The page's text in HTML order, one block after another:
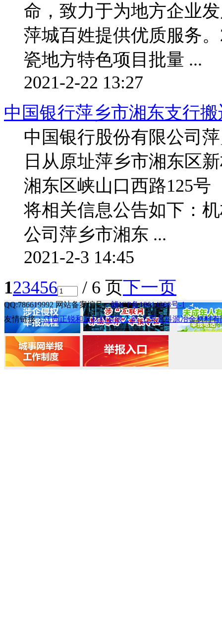
命，致力于为地方企业
萍城百姓提供优质服务
瓷地方特色项目批量 ...
2021-2-22 13:27
中国银行萍乡市湘东支行
中国银行股份有限公司
日从原址萍乡市湘东区
湘东区峡山口西路125号
将相关信息公告如下：
公司萍乡市湘东 ...
2021-2-3 14:45
123456 / 6 页下一页
QQ:786619992 网站备案编号：赣ICP备18014388号-1
友情链接：江西正锐和新材料有限公司 上栗县科源冶金材料有